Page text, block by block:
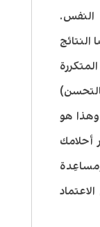
النفس.
وهذا هو